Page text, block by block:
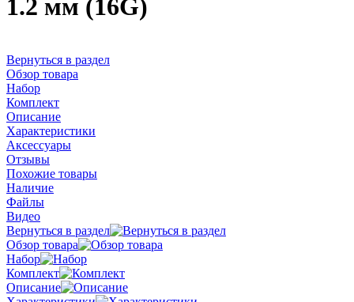
1.2 мм (16G)
Вернуться в раздел
Обзор товара
Набор
Комплект
Описание
Характеристики
Аксессуары
Отзывы
Похожие товары
Наличие
Файлы
Видео
Вернуться в раздел
Обзор товара
Набор
Комплект
Описание